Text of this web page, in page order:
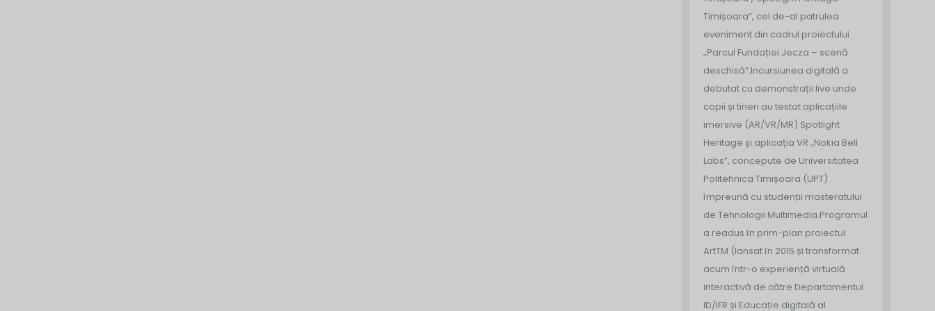
Timișoara”, cel de-al patrulea
eveniment din cadrul proiectului
„Parcul Fundației Jecza – scenă
deschisă”.Incursiunea digitală a
debutat cu demonstrații live unde
copii și tineri au testat aplicațiile
imersive (AR/VR/MR) Spotlight
Heritage și aplicația VR „Nokia Bell
Labs”, concepute de Universitatea
Politehnica Timișoara (UPT)
împreună cu studenții masteratului
de Tehnologii Multimedia.Programul
a readus în prim-plan proiectul
ArtTM (lansat în 2015 și transformat
acum într-o experiență virtuală
interactivă de către Departamentul
ID/IFR și Educație digitală al